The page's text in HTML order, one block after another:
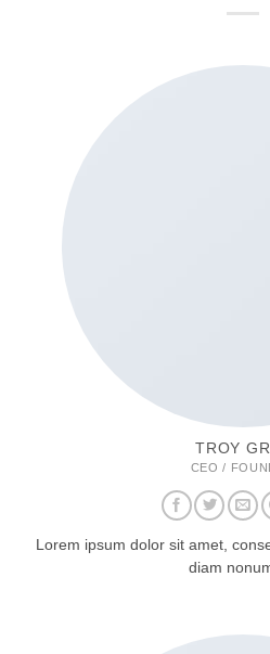
TROY
CEO /
Lorem ipsum dolor sit amet,
diam